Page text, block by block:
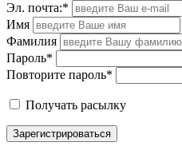
Эл. почта:*
Имя
Фамилия
Пароль*
Повторите пароль*
Получать расылку
Зарегистрироваться